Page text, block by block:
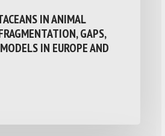
IN ANIMAL
GAPS,
IN EUROPE AND